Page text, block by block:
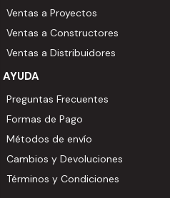
Ventas a Proyectos
Ventas a Constructores
Ventas a Distribuidores
AYUDA
Preguntas Frecuentes
Formas de Pago
Métodos de envío
Cambios y Devoluciones
Términos y Condiciones